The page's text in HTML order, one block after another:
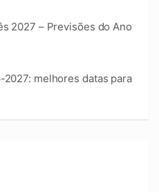
2027 – Previsões do Ano
2027: melhores datas para